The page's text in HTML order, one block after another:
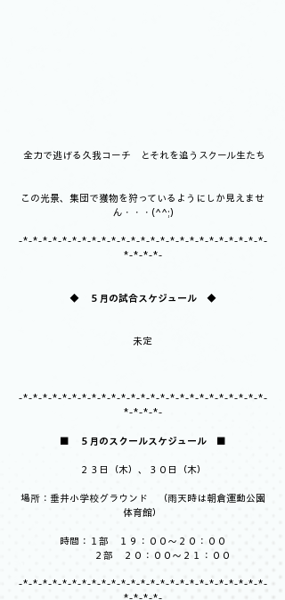
全力で逃げる久我コーチ　とそれを追うスクール生たち
この光景、集団で獲物を狩っているようにしか見えませ
ん・・・(^^;)
-*-*-*-*-*-*-*-*-*-*-*-*-*-*-*-*-*-*-*-*-*-*-*-*-*-
*-*-*-*-
◆　５月の試合スケジュール　◆
未定
-*-*-*-*-*-*-*-*-*-*-*-*-*-*-*-*-*-*-*-*-*-*-*-*-*-
*-*-*-*-
■　５月のスクールスケジュール　■
２３日（木）、３０日（木）
場所：垂井小学校グラウンド　（雨天時は朝倉運動公園
体育館）
時間：１部　１９：００～２０：００
２部　２０：００～２１：００
-*-*-*-*-*-*-*-*-*-*-*-*-*-*-*-*-*-*-*-*-*-*-*-*-*-
*-*-*-*-